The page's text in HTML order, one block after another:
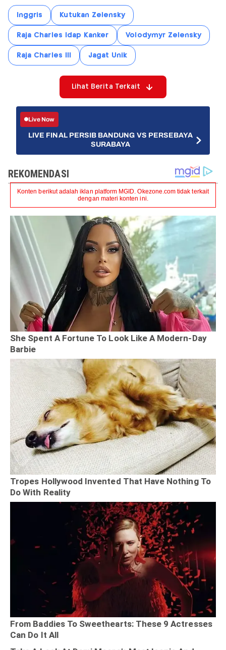
Inggris Kutukan Zelensky
Raja Charles Idap Kanker Volodymyr Zelensky
Raja Charles III Jagat Unik
Lihat Berita Terkait
Live Now
LIVE FINAL PERSIB BANDUNG VS PERSEBAYA
SURABAYA